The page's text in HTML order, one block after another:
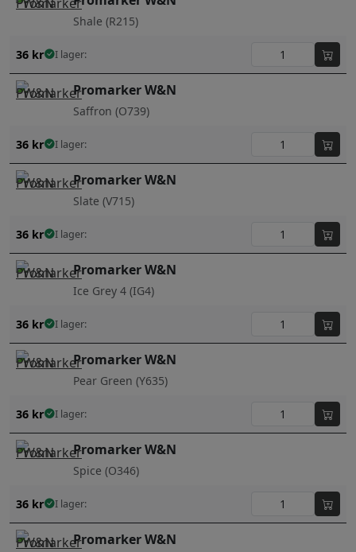
Shale (R215)
36 kr I lager:
Promarker W&N
Saffron (O739)
36 kr I lager:
Promarker W&N
Slate (V715)
36 kr I lager:
Promarker W&N
Ice Grey 4 (IG4)
36 kr I lager:
Promarker W&N
Pear Green (Y635)
36 kr I lager:
Promarker W&N
Spice (O346)
36 kr I lager:
Promarker W&N